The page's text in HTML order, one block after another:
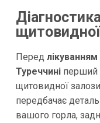
Перед
Туреччиніперший
щитовидної
передбачає
вашого горла,